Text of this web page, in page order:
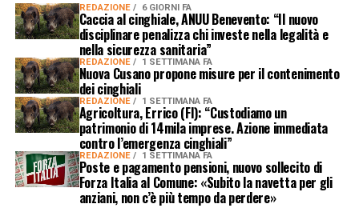
REDAZIONE 6 GIORNI FA
Caccia al cinghiale, ANUU Benevento: “Il nuovo
disciplinare penalizza chi investe nella legalità e
nella sicurezza sanitaria”
REDAZIONE 1 SETTIMANA FA
Nuova Cusano propone misure per il contenimento
dei cinghiali
REDAZIONE 1 SETTIMANA FA
Agricoltura, Errico (FI): “Custodiamo un
patrimonio di 14mila imprese. Azione immediata
contro l’emergenza cinghiali”
REDAZIONE 1 SETTIMANA FA
Poste e pagamento pensioni, nuovo sollecito di
Forza Italia al Comune: «Subito la navetta per gli
anziani, non c’è più tempo da perdere»